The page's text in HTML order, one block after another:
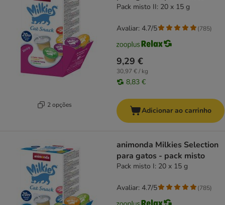
2 opções
Pack misto II: 20 x 15 g
9,29 €
30,97 € / kg
8,83 €
Avaliar: 4.7/5 (785)
Adicionar ao carrinho
animonda Milkies Selection
para gatos - pack misto
Pack misto I: 20 x 15 g
Avaliar: 4.7/5 (785)